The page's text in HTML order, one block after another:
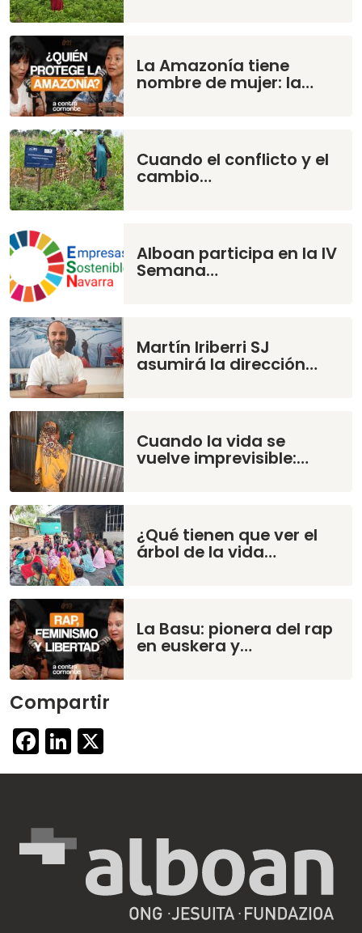
La Amazonía tiene
nombre de mujer: la…
Cuando el conflicto y el
cambio…
Alboan participa en la IV
Semana…
Martín Iriberri SJ
asumirá la dirección…
Cuando la vida se
vuelve imprevisible:…
¿Qué tienen que ver el
árbol de la vida…
La Basu: pionera del rap
en euskera y…
Compartir
Facebook
LinkedIn